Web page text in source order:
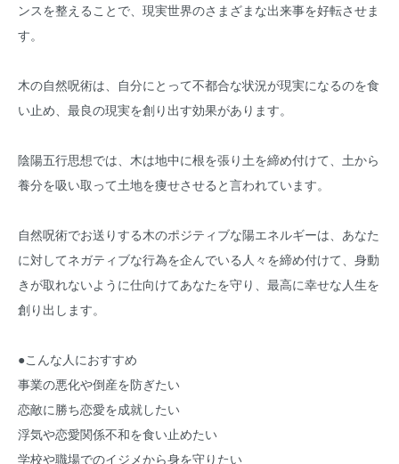
ンスを整えることで、現実世界のさまざまな出来事を好転させま
す。
木の自然呪術は、自分にとって不都合な状況が現実になるのを食
い止め、最良の現実を創り出す効果があります。
陰陽五行思想では、木は地中に根を張り土を締め付けて、土から
養分を吸い取って土地を痩せさせると言われています。
自然呪術でお送りする木のポジティブな陽エネルギーは、あなた
に対してネガティブな行為を企んでいる人々を締め付けて、身動
きが取れないように仕向けてあなたを守り、最高に幸せな人生を
創り出します。
●こんな人におすすめ
事業の悪化や倒産を防ぎたい
恋敵に勝ち恋愛を成就したい
浮気や恋愛関係不和を食い止めたい
学校や職場でのイジメから身を守りたい